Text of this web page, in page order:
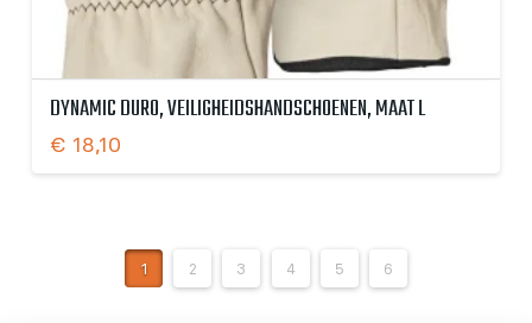
DYNAMIC DURO, VEILIGHEIDSHANDSCHOENEN, MAAT L
€ 18,10
1 2 3 4 5 6